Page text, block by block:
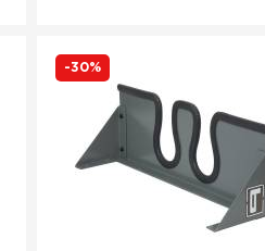
-30%